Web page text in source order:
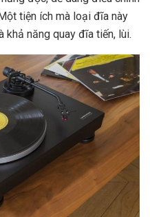
tiện ích mà loại đĩa này
khả năng quay đĩa tiến, lùi.